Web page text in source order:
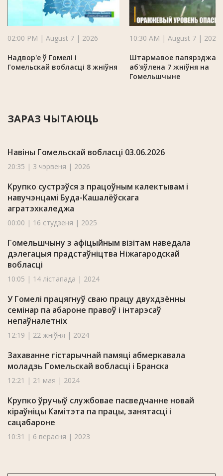
02:00 PM | August 7 | 2026
Надвор'е ў Гомелі і
Гомельскай вобласці 8 жніўня
10:30 AM | August 7 | 2026
Штармавое
аб'яўлена 7 жніўня на
Гомельшчыне
ЗАРАЗ ЧЫТАЮЦЬ
Навіны Гомельскай вобласці 03.06.2026
20:35 | 3 чэрвеня | 2026
Крупко сустрэўся з працоўным калектывам і
навучэнцамі Буда-Кашалёўскага
агратэхкаледжа
00:00 | 16 студзеня | 2025
Гомельшчыну з афіцыйным візітам наведала
дэлегацыя прадстаўніцтва Ніжагародскай
вобласці
10:05 | 14 лістапада | 2024
У Гомелі працягнуў сваю працу двухдзённы
семінар па абароне правоў і інтарэсаў
непаўналетніх
12:19 | 22 жніўня | 2024
Захаванне гістарычнай памяці абмеркавала
моладзь Гомельскай вобласці і Бранска
12:21 | 21 мая | 2024
Крупко ўручыў службовае пасведчанне новай
кіраўніцы Камітэта па працы, занятасці і
сацабароне
10:31 | 6 верасня | 2023